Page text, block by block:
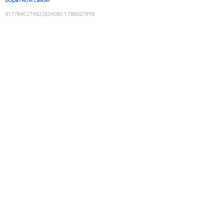
9177840274922824080:1786027919